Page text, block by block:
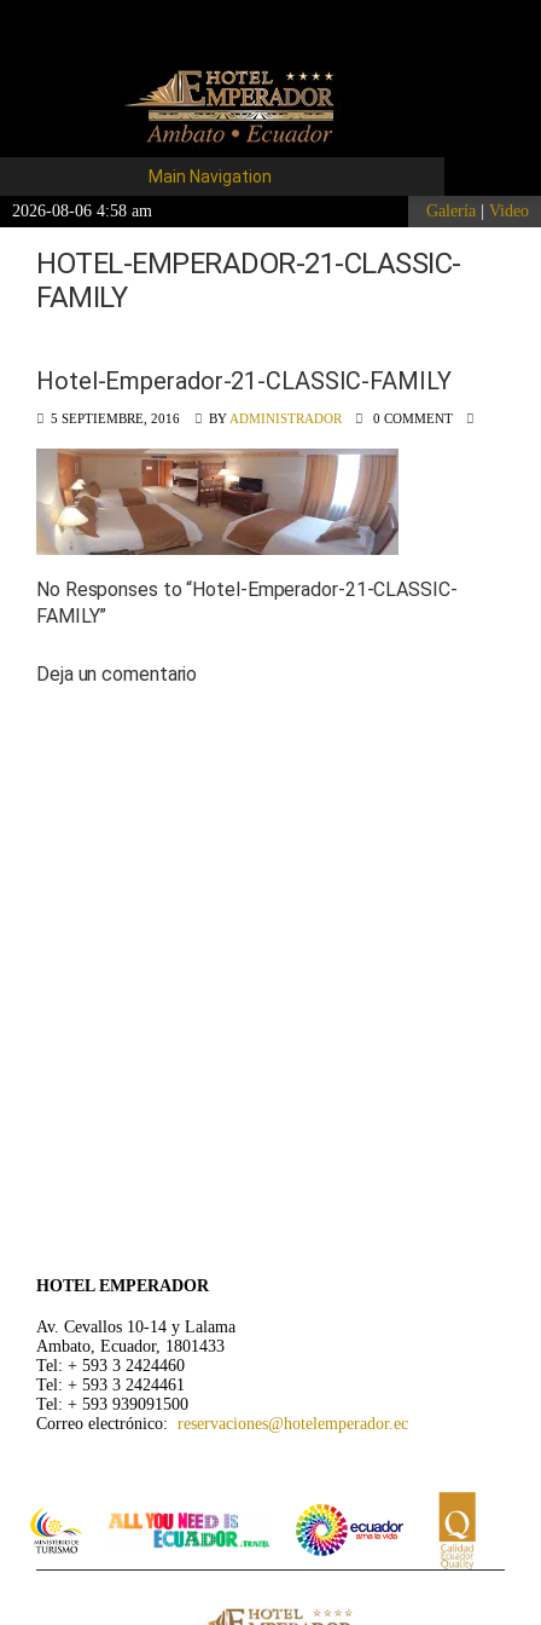
Main Navigation
2026-08-06 4:58 am Galería Video
HOTEL-EMPERADOR-21-CLASSIC-
FAMILY
Hotel-Emperador-21-CLASSIC-FAMILY
5 SEPTIEMBRE, 2016 BY ADMINISTRADOR 0 COMMENT
No Responses to “Hotel-Emperador-21-CLASSIC-
FAMILY”
Deja un comentario
HOTEL EMPERADOR
Av. Cevallos 10-14 y Lalama
Ambato, Ecuador, 1801433
Tel: + 593 3 2424460
Tel: + 593 3 2424461
Tel: + 593 939091500
Correo electrónico: reservaciones@hotelemperador.ec